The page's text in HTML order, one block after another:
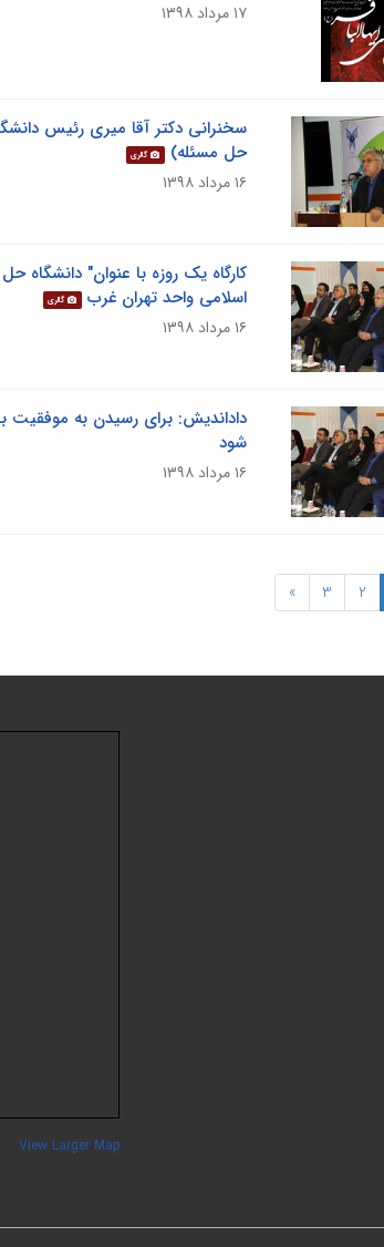
۱۷ مرداد ۱۳۹۸
سخنرانی دکتر آقا میری رئیس
حل مسئله)
گالری
۱۶ مرداد ۱۳۹۸
کارگاه یک روزه با عنوان" دانشگاه
اسلامی واحد تهران غرب
گالری
۱۶ مرداد ۱۳۹۸
داداندیش: برای رسیدن به
شود
۱۶ مرداد ۱۳۹۸
2
3
»
View Larger Map